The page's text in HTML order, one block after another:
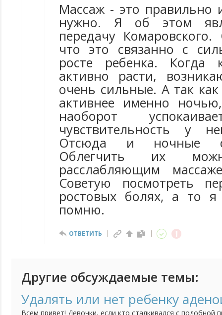
Массаж - это правильно
нужно. Я об этом
передачу
что это связанно с
росте ребенка. Когда
активно расти,
очень сильные. А так
активнее именно
наоборот
чувствительность у
Отсюда и ночные
Облегчить их
расслабляющим
Советую посмотреть
ростовых болях, а то
помню.
ОТВЕТИТЬ
Другие обсуждаемые темы:
Удалять или нет ребенку
Всем привет! Девочки, если кто сталкивался с подобной